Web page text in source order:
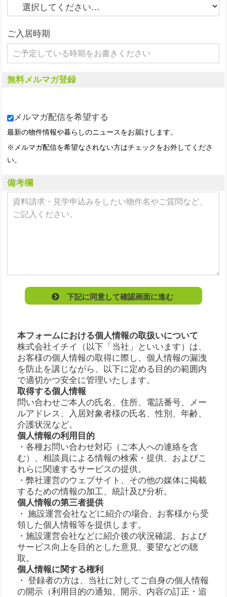
ご入居時期
無料メルマガ登録
メルマガ配信を希望する
最新の物件情報や暮らしのニュースをお届けします。
※メルマガ配信を希望なされない方はチェックをお外してくださ
い。
備考欄
下記に同意して確認画面に進む
本フォームにおける個人情報の取扱いについて
株式会社イチイ（以下「当社」といいます）は、
お客様の個人情報の取得に際し、個人情報の漏洩
を防止を講じながら、以下に定める目的の範囲内
で適切かつ安全に管理いたします。
取得する個人情報
問い合わせご本人の氏名、住所、電話番号、メー
ルアドレス、入居対象者様の氏名、性別、年齢、
介護状況など。
個人情報の利用目的
・各種お問い合わせ対応（ご本人への連絡を含
む）、相談員による情報の検索・提供、およびこ
れらに関連するサービスの提供。
・弊社運営のウェブサイト、その他の媒体に掲載
するための情報の加工、統計及び分析。
個人情報の第三者提供
・ 施設運営会社などに紹介の場合、お客様から受
領した個人情報等を提供します。
・施設運営会社などに紹介後の状況確認、および
サービス向上を目的とした意見、要望などの聴
取。
個人情報に関する権利
・ 登録者の方は、当社に対してご自身の個人情報
の開示（利用目的の通知、開示、内容の訂正・追